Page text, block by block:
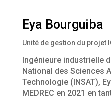
Eya Bourguiba
Unité de gestion du projet
Ingénieure industrielle
National des Sciences
Technologie (INSAT),
MEDREC en 2021 en